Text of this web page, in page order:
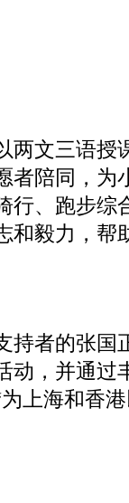
两文三语授
者陪同，为
行、跑步综
和毅力，帮
持者的张国
动，并通过
上海和香